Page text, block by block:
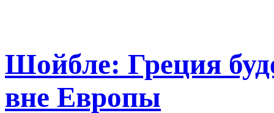
Шойбле: Греция
вне Европы